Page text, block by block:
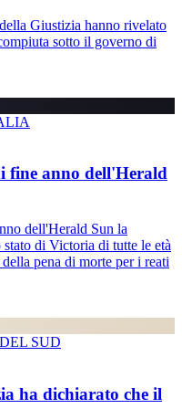
Giustizia hanno rivelato
sotto il governo di
fine anno dell'Herald
dell'Herald Sun la
di Victoria di tutte le età
pena di morte per i reati
SUD
ha dichiarato che il